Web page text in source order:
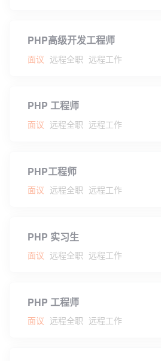
PHP高级开发工程师
面议 远程全职 远程工作
PHP 工程师
面议 远程全职 远程工作
PHP工程师
面议 远程全职 远程工作
PHP 实习生
面议 远程全职 远程工作
PHP 工程师
面议 远程全职 远程工作